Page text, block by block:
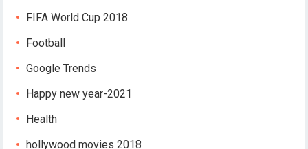
FIFA World Cup 2018
Football
Google Trends
Happy new year-2021
Health
hollywood movies 2018